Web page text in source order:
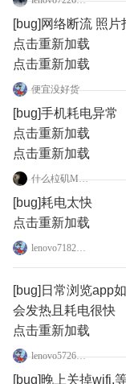
[bug]网络断流 照
点击重新加载
点击重新加载
便宜没好货
[bug]手机耗电异常
点击重新加载
点击重新加载
什么柆矶Moto
[bug]耗电太快
点击重新加载
lenovo71829684
[bug]日常浏览app
会发热且耗电很快
点击重新加载
lenovo57265241
[bug]晚上关掉wifi,